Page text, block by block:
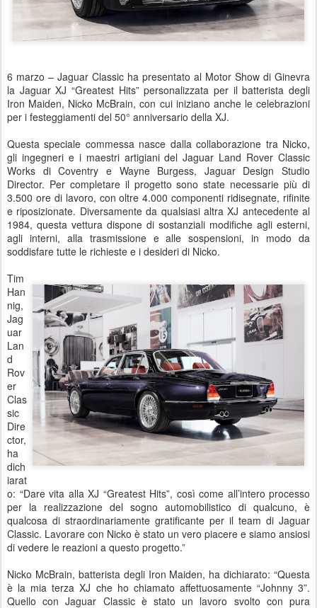
6 marzo – Jaguar Classic ha presentato al Motor Show di Ginevra
la Jaguar XJ “Greatest Hits” personalizzata per il batterista degli
Iron Maiden, Nicko McBrain, con cui iniziano anche le celebrazioni
per i festeggiamenti del 50° anniversario della XJ.
Questa speciale commessa nasce dalla collaborazione tra Nicko,
gli ingegneri e i maestri artigiani del Jaguar Land Rover Classic
Works di Coventry e Wayne Burgess, Jaguar Design Studio
Director. Per completare il progetto sono state necessarie più di
3.500 ore di lavoro, con oltre 4.000 componenti ridisegnate, rifinite
e riposizionate. Diversamente da qualsiasi altra XJ antecedente al
1984, questa vettura dispone di sostanziali modifiche agli esterni,
agli interni, alla trasmissione e alle sospensioni, in modo da
soddisfare tutte le richieste e i desideri di Nicko.
Tim
Han
nig,
Jag
uar
Lan
d
Rov
er
Clas
sic
Dire
ctor,
ha
dich
iarat
o: “Dare vita alla XJ “Greatest Hits”, così come all’intero processo
per la realizzazione del sogno automobilistico di qualcuno, è
qualcosa di straordinariamente gratificante per il team di Jaguar
Classic. Lavorare con Nicko è stato un vero piacere e siamo ansiosi
di vedere le reazioni a questo progetto.”
Nicko McBrain, batterista degli Iron Maiden, ha dichiarato: “Questa
è la mia terza XJ che ho chiamato affettuosamente “Johnny 3”.
Quello con Jaguar Classic è stato un lavoro svolto con pura